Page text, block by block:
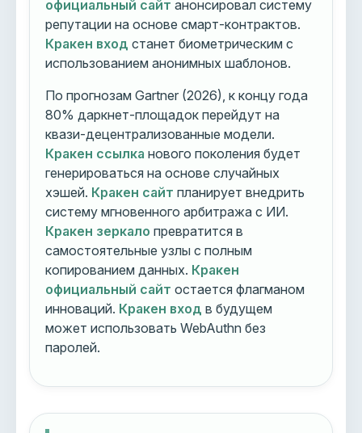
официальный сайт анонсировал систему
репутации на основе смарт-контрактов.
Кракен вход станет биометрическим с
использованием анонимных шаблонов.
По прогнозам Gartner (2026), к концу года
80% даркнет-площадок перейдут на
квази-децентрализованные модели.
Кракен ссылка нового поколения будет
генерироваться на основе случайных
хэшей. Кракен сайт планирует внедрить
систему мгновенного арбитража с ИИ.
Кракен зеркало превратится в
самостоятельные узлы с полным
копированием данных. Кракен
официальный сайт остается флагманом
инноваций. Кракен вход в будущем
может использовать WebAuthn без
паролей.